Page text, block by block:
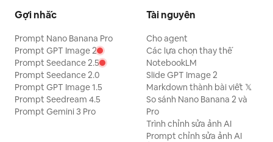
Gợi nhắc
Prompt Nano Banana Pro
Prompt GPT Image 2
Prompt Seedance 2.5
Prompt Seedance 2.0
Prompt GPT Image 1.5
Prompt Seedream 4.5
Prompt Gemini 3 Pro
Tài nguyên
Cho agent
Các lựa chọn thay thế
NotebookLM
Slide GPT Image 2
Markdown thành bài viết 𝕏
So sánh Nano Banana 2 và
Pro
Trình chỉnh sửa ảnh AI
Prompt chỉnh sửa ảnh AI